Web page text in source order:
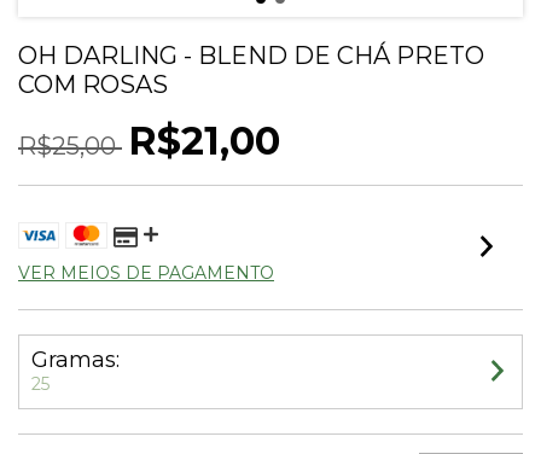
OH DARLING - BLEND DE CHÁ PRETO
COM ROSAS
R$25,00 R$21,00
VER MEIOS DE PAGAMENTO
Gramas:
25